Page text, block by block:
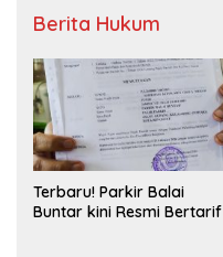
Berita Hukum
Terbaru! Parkir Balai
Buntar kini Resmi Bertarif